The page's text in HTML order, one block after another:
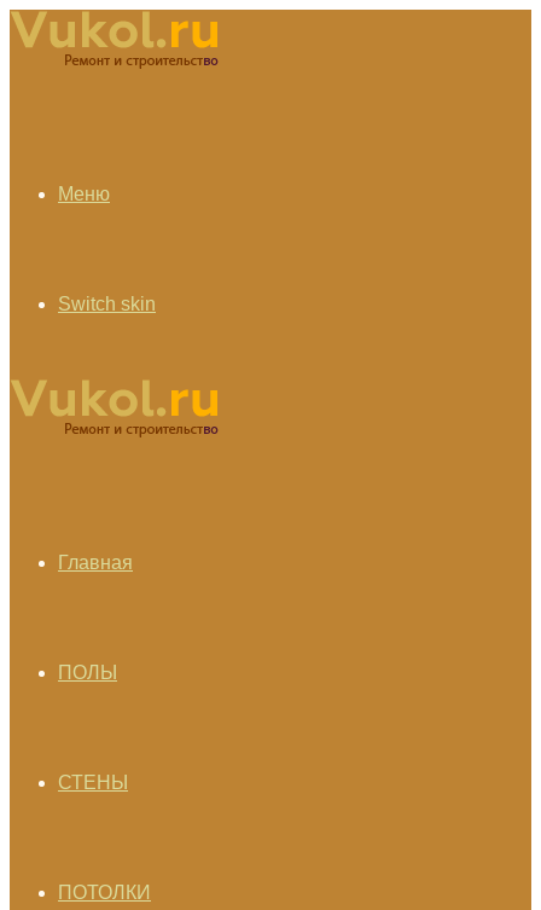
Меню
Switch skin
Главная
ПОЛЫ
СТЕНЫ
ПОТОЛКИ